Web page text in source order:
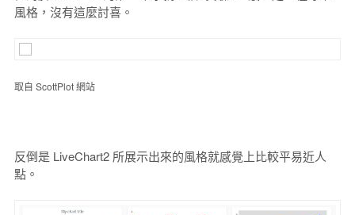
風格，沒有這麼討喜。
取自 ScottPlot 網站
反倒是 LiveChart2 所展示出來的風格就感覺上比較平易近人
點。